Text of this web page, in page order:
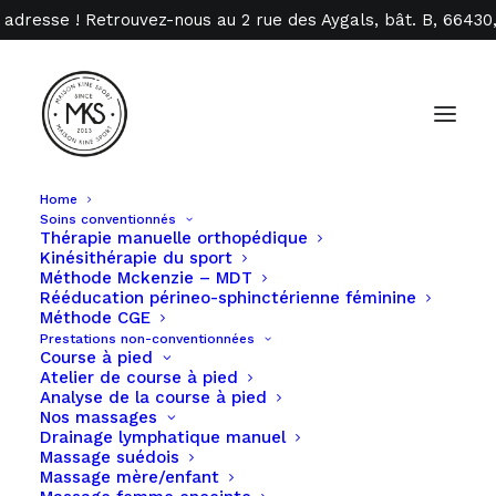
! Retrouvez-nous au 2 rue des Aygals, bât. B,
Home
Soins conventionnés
Thérapie manuelle orthopédique
Kinésithérapie du sport
Méthode Mckenzie – MDT
Rééducation périneo-sphinctérienne féminine
Méthode CGE
Prestations non-conventionnées
Course à pied
Atelier de course à pied
Analyse de la course à pied
Nos massages
Drainage lymphatique manuel
Massage suédois
Massage mère/enfant
Julien Valentim
Masseur Kinésithérapeute D.E.
Parcours & spécialisations